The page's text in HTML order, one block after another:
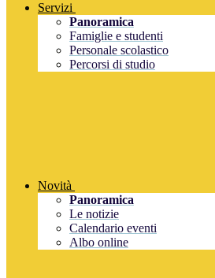
Servizi
Panoramica
Famiglie e studenti
Personale scolastico
Percorsi di studio
Novità
Panoramica
Le notizie
Calendario eventi
Albo online